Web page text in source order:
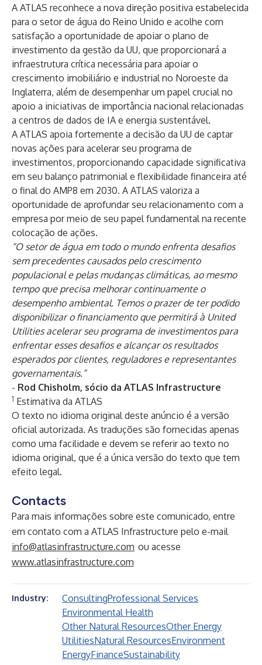
A ATLAS reconhece a nova direção positiva estabelecida
para o setor de água do Reino Unido e acolhe com
satisfação a oportunidade de apoiar o plano de
investimento da gestão da UU, que proporcionará a
infraestrutura crítica necessária para apoiar o
crescimento imobiliário e industrial no Noroeste da
Inglaterra, além de desempenhar um papel crucial no
apoio a iniciativas de importância nacional relacionadas
a centros de dados de IA e energia sustentável.
A ATLAS apoia fortemente a decisão da UU de captar
novas ações para acelerar seu programa de
investimentos, proporcionando capacidade significativa
em seu balanço patrimonial e flexibilidade financeira até
o final do AMP8 em 2030. A ATLAS valoriza a
oportunidade de aprofundar seu relacionamento com a
empresa por meio de seu papel fundamental na recente
colocação de ações.
“O setor de água em todo o mundo enfrenta desafios
sem precedentes causados ​​pelo crescimento
populacional e pelas mudanças climáticas, ao mesmo
tempo que precisa melhorar continuamente o
desempenho ambiental. Temos o prazer de ter podido
disponibilizar o financiamento que permitirá à United
Utilities acelerar seu programa de investimentos para
enfrentar esses desafios e alcançar os resultados
esperados por clientes, reguladores e representantes
governamentais.”
- Rod Chisholm, sócio da ATLAS Infrastructure
1 Estimativa da ATLAS
O texto no idioma original deste anúncio é a versão
oficial autorizada. As traduções são fornecidas apenas
como uma facilidade e devem se referir ao texto no
idioma original, que é a única versão do texto que tem
efeito legal.
Contacts
Para mais informações sobre este comunicado, entre
em contato com a ATLAS Infrastructure pelo e-mail
info@atlasinfrastructure.com ou acesse
www.atlasinfrastructure.com
Industry: ConsultingProfessional Services
Environmental Health
Other Natural ResourcesOther Energy
UtilitiesNatural ResourcesEnvironment
EnergyFinanceSustainability